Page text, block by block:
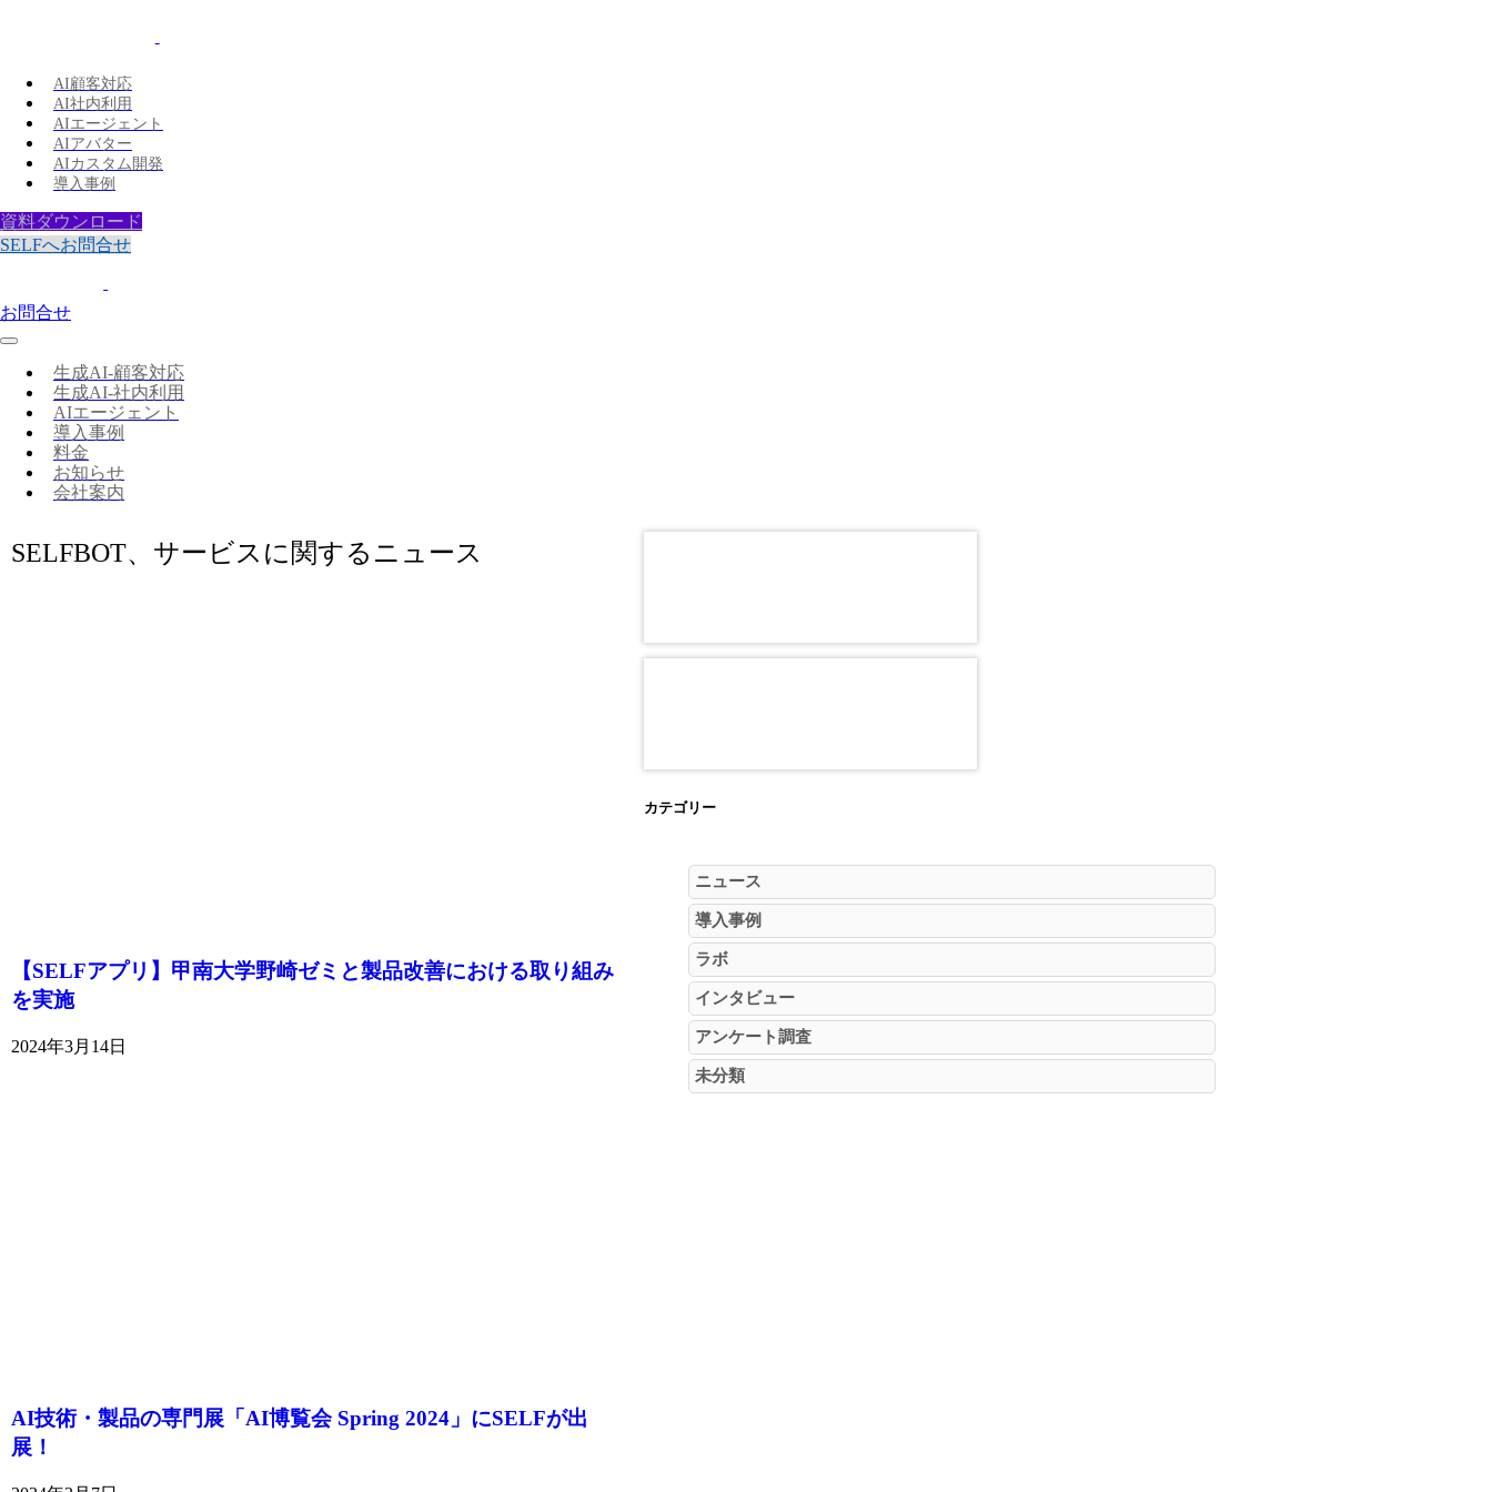
AI顧客対応
AI社内利用
AIエージェント
AIアバター
AIカスタム開発
導入事例
資料ダウンロード
SELFへお問合せ
お問合せ
生成AI-顧客対応
生成AI-社内利用
AIエージェント
導入事例
料金
お知らせ
会社案内
SELFBOT、サービスに関するニュース
【SELFアプリ】甲南大学野崎ゼミと製品改善における取り組み
を実施
2024年3月14日
AI技術・製品の専門展「AI博覧会 Spring 2024」にSELFが出
展！
カテゴリー
ニュース
導入事例
ラボ
インタビュー
アンケート調査
未分類